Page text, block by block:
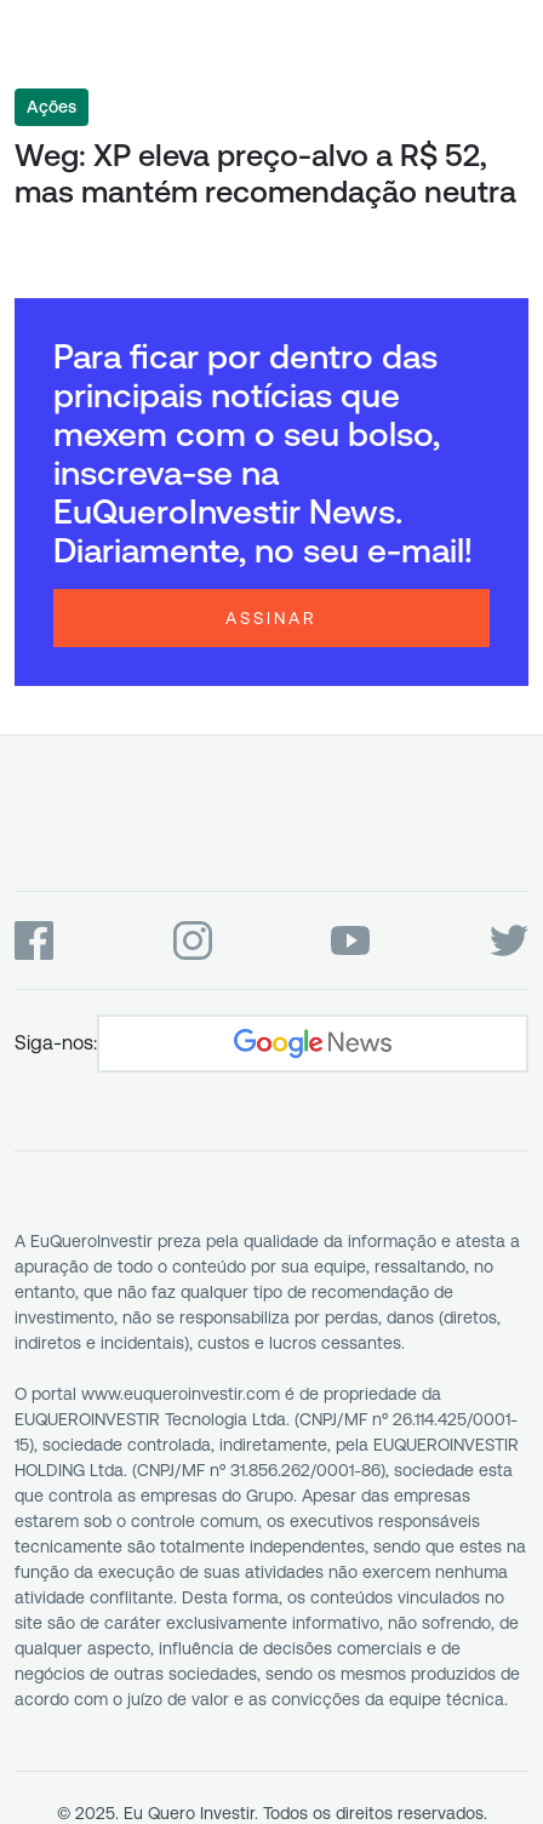
Ações
Weg: XP eleva preço-alvo a R$ 52,
mas mantém recomendação neutra
Para ficar por dentro das
principais notícias que
mexem com o seu bolso,
inscreva-se na
EuQueroInvestir News.
Diariamente, no seu e-mail!
ASSINAR
Siga-nos:
A EuQueroInvestir preza pela qualidade da informação e atesta a
apuração de todo o conteúdo por sua equipe, ressaltando, no
entanto, que não faz qualquer tipo de recomendação de
investimento, não se responsabiliza por perdas, danos (diretos,
indiretos e incidentais), custos e lucros cessantes.
O portal www.euqueroinvestir.com é de propriedade da
EUQUEROINVESTIR Tecnologia Ltda. (CNPJ/MF nº 26.114.425/0001-
15), sociedade controlada, indiretamente, pela EUQUEROINVESTIR
HOLDING Ltda. (CNPJ/MF nº 31.856.262/0001-86), sociedade esta
que controla as empresas do Grupo. Apesar das empresas
estarem sob o controle comum, os executivos responsáveis
tecnicamente são totalmente independentes, sendo que estes na
função da execução de suas atividades não exercem nenhuma
atividade conflitante. Desta forma, os conteúdos vinculados no
site são de caráter exclusivamente informativo, não sofrendo, de
qualquer aspecto, influência de decisões comerciais e de
negócios de outras sociedades, sendo os mesmos produzidos de
acordo com o juízo de valor e as convicções da equipe técnica.
© 2025. Eu Quero Investir. Todos os direitos reservados.